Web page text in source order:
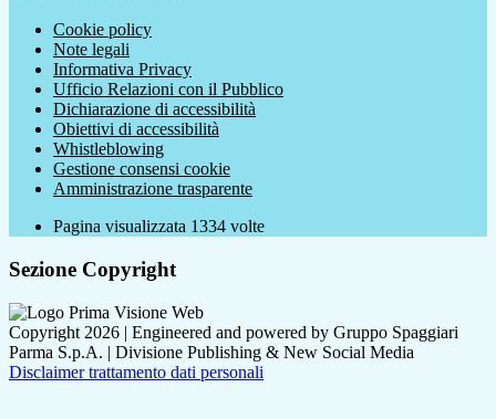
Cookie policy
Note legali
Informativa Privacy
Ufficio Relazioni con il Pubblico
Dichiarazione di accessibilità
Obiettivi di accessibilità
Whistleblowing
Gestione consensi cookie
Amministrazione trasparente
Pagina visualizzata 1334 volte
Sezione Copyright
Copyright 2026 | Engineered and powered by Gruppo Spaggiari
Parma S.p.A. | Divisione Publishing & New Social Media
Disclaimer trattamento dati personali